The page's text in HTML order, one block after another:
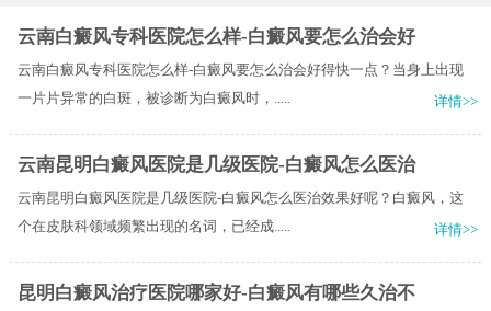
云南白癜风专科医院怎么样-白癜风要怎么治会好
云南白癜风专科医院怎么样-白癜风要怎么治会好得快一点？当身上出现
一片片异常的白斑，被诊断为白癜风时，.....
详情>>
云南昆明白癜风医院是几级医院-白癜风怎么医治
云南昆明白癜风医院是几级医院-白癜风怎么医治效果好呢？白癜风，这
个在皮肤科领域频繁出现的名词，已经成.....
详情>>
昆明白癜风治疗医院哪家好-白癜风有哪些久治不